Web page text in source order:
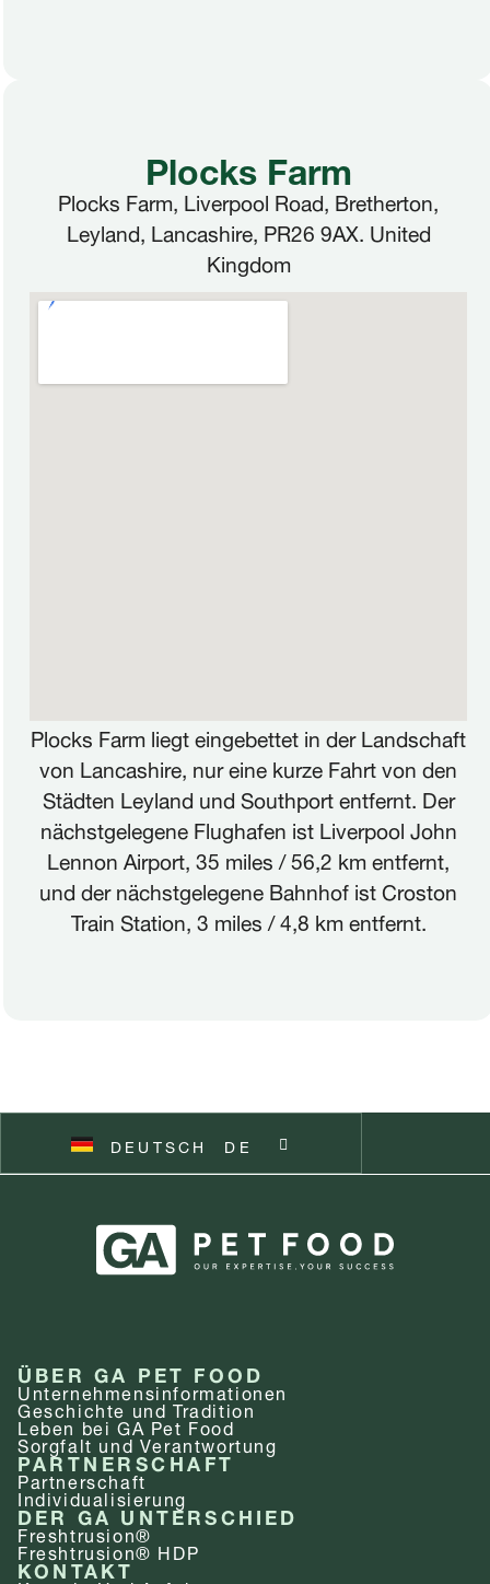
Plocks Farm
Plocks Farm, Liverpool Road, Bretherton,
Leyland, Lancashire, PR26 9AX. United
Kingdom
Plocks Farm liegt eingebettet in der Landschaft
von Lancashire, nur eine kurze Fahrt von den
Städten Leyland und Southport entfernt. Der
nächstgelegene Flughafen ist Liverpool John
Lennon Airport, 35 miles / 56,2 km entfernt,
und der nächstgelegene Bahnhof ist Croston
Train Station, 3 miles / 4,8 km entfernt.
DEUTSCH DE
FRANÇAIS FR
NEDERLANDS NL
ITALIANO IT
SVENSKA SV
ÜBER GA PET FOOD
Unternehmens­informationen
Geschichte und Tradition
Leben bei GA Pet Food
Sorgfalt und Verantwortung
PARTNERSCHAFT
Partnerschaft
Individualisierung
DER GA UNTERSCHIED
Freshtrusion®
Freshtrusion® HDP
KONTAKT